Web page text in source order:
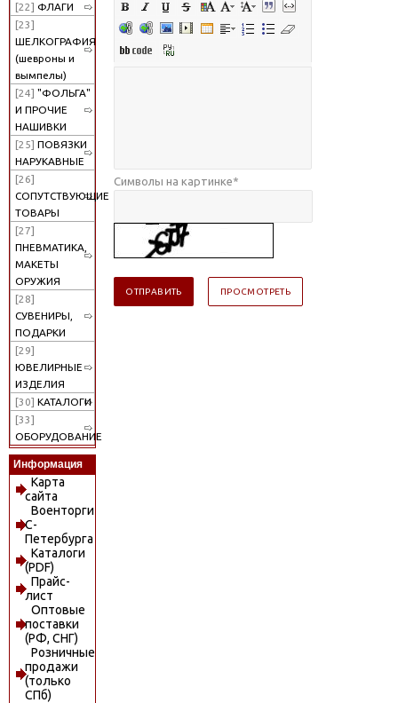
[22] ФЛАГИ
[23]
ШЕЛКОГРАФИЯ
(шевроны и
вымпелы)
[24] "ФОЛЬГА"
И ПРОЧИЕ
НАШИВКИ
[25] ПОВЯЗКИ
НАРУКАВНЫЕ
[26]
СОПУТСТВУЮЩИЕ
ТОВАРЫ
[27]
ПНЕВМАТИКА,
МАКЕТЫ
ОРУЖИЯ
[28]
СУВЕНИРЫ,
ПОДАРКИ
[29]
ЮВЕЛИРНЫЕ
ИЗДЕЛИЯ
[30] КАТАЛОГИ
[33]
ОБОРУДОВАНИЕ
Информация
Карта
сайта
Военторги
С-
Петербурга
Каталоги
(PDF)
Прайс-
лист
Оптовые
поставки
(РФ, СНГ)
Розничные
продажи
(только
СПб)
Символы на картинке*